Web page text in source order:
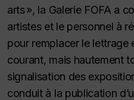
arts », la Galerie FOFA a
artistes et le personnel à
pour remplacer le lettrage
courant, mais hautement
signalisation des
conduit à la publication